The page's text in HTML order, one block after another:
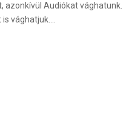
azonkívül Audiókat vághatunk.
vághatjuk....